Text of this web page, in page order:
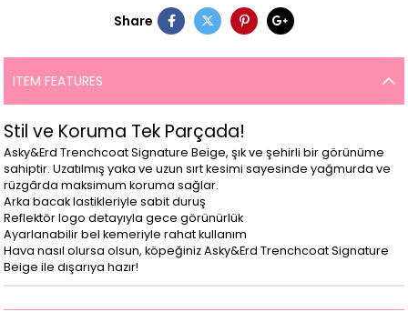
Share
ITEM FEATURES
Stil ve Koruma Tek Parçada!
Asky&Erd Trenchcoat Signature Beige, şık ve şehirli bir görünüme
sahiptir. Uzatılmış yaka ve uzun sırt kesimi sayesinde yağmurda ve
rüzgârda maksimum koruma sağlar.
Arka bacak lastikleriyle sabit duruş
Reflektör logo detayıyla gece görünürlük
Ayarlanabilir bel kemeriyle rahat kullanım
Hava nasıl olursa olsun, köpeğiniz Asky&Erd Trenchcoat Signature
Beige ile dışarıya hazır!